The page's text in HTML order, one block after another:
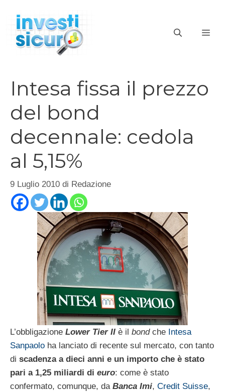
contenuto
Intesa fissa il prezzo
del bond
decennale: cedola
al 5,15%
9 Luglio 2010 di Redazione
L’obbligazione Lower Tier II è il bondche Intesa
Sanpaolo ha lanciato di recente sul mercato, con tanto
di scadenza a dieci anni e un importo che è stato
pari a 1,25 miliardi di euro: come è stato
confermato, comunque, da Banca Imi, Credit Suisse,